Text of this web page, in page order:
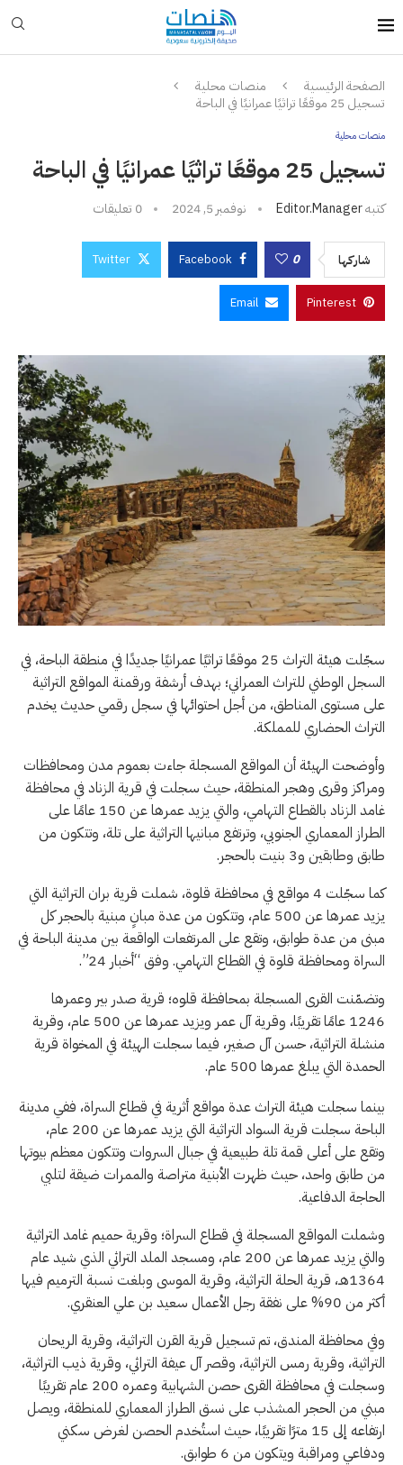
الصفحة الرئيسية
منصات محلية
تسجيل 25 موقعًا تراثيًا عمرانيًا في الباحة
منصات محلية
تسجيل 25 موقعًا تراثيًا عمرانيًا في الباحة
كتبهEditor.manager نوفمبر 5, 2024 0 تعليقات
شاركها 0
Facebook
Twitter
Pinterest
Email
سجّلت هيئة التراث 25 موقعًا تراثيًا عمرانيًا جديدًا في منطقة الباحة، في
السجل الوطني للتراث العمراني؛ بهدف أرشفة ورقمنة المواقع التراثية
على مستوى المناطق، من أجل احتوائها في سجل رقمي حديث يخدم
التراث الحضاري للمملكة.
وأوضحت الهيئة أن المواقع المسجلة جاءت بعموم مدن ومحافظات
ومراكز وقرى وهجر المنطقة، حيث سجلت في قرية الزناد في محافظة
غامد الزناد بالقطاع التهامي، والتي يزيد عمرها عن 150 عامًا على
الطراز المعماري الجنوبي، وترتفع مبانيها التراثية على تلة، وتتكون من
طابق وطابقين و3 بنيت بالحجر.
كما سجّلت 4 مواقع في محافظة قلوة، شملت قرية بران التراثية التي
يزيد عمرها عن 500 عام، وتتكون من عدة مبانٍ مبنية بالحجر كل
مبنى من عدة طوابق، وتقع على المرتفعات الواقعة بين مدينة الباحة في
السراة ومحافظة قلوة في القطاع التهامي. وفق “أخبار 24”.
وتضمّنت القرى المسجلة بمحافظة قلوه؛ قرية صدر بير وعمرها
1246 عامًا تقريبًا، وقرية آل عمر ويزيد عمرها عن 500 عام، وقرية
منشلة التراثية، حسن آل صغير، فيما سجلت الهيئة في المخواة قرية
الحمدة التي يبلغ عمرها 500 عام.
بينما سجلت هيئة التراث عدة مواقع أثرية في قطاع السراة، ففي مدينة
الباحة سجلت قرية السواد التراثية التي يزيد عمرها عن 200 عام،
وتقع على أعلى قمة تلة طبيعية في جبال السروات وتتكون معظم بيوتها
من طابق واحد، حيث ظهرت الأبنية متراصة والممرات ضيقة لتلبي
الحاجة الدفاعية.
وشملت المواقع المسجلة في قطاع السراة؛ وقرية حميم غامد التراثية
والتي يزيد عمرها عن 200 عام، ومسجد الملد التراثي الذي شيد عام
1364هـ، قرية الحلة التراثية، وقرية الموسى وبلغت نسبة الترميم فيها
أكثر من 90% على نفقة رجل الأعمال سعيد بن علي العنقري.
وفي محافظة المندق، تم تسجيل قرية القرن التراثية، وقرية الريحان
التراثية، وقرية رمس التراثية، وقصر آل عيفة التراثي، وقرية ذيب التراثية،
وسجلت في محافظة القرى حصن الشهابية وعمره 200 عام تقريبًا
مبني من الحجر المشذب على نسق الطراز المعماري للمنطقة، ويصل
ارتفاعه إلى 15 مترًا تقريبًا، حيث استُخدم الحصن لغرض سكني
ودفاعي ومراقبة ويتكون من 6 طوابق.